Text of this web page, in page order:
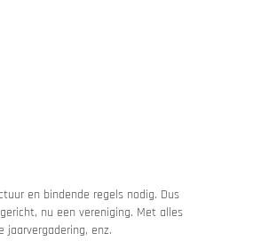
en bindende regels nodig. Dus
nu een vereniging. Met alles
enz.